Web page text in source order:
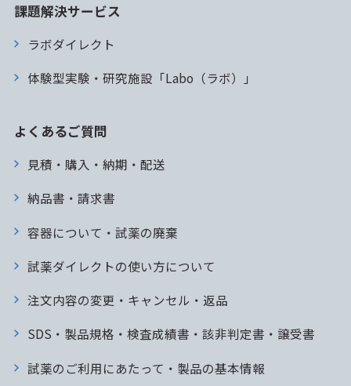
課題解決サービス
ラボダイレクト
体験型実験・研究施設「Labo（ラボ）」
よくあるご質問
見積・購入・納期・配送
納品書・請求書
容器について・試薬の廃棄
試薬ダイレクトの使い方について
注文内容の変更・キャンセル・返品
SDS・製品規格・検査成績書・該非判定書・譲受書
試薬のご利用にあたって・製品の基本情報